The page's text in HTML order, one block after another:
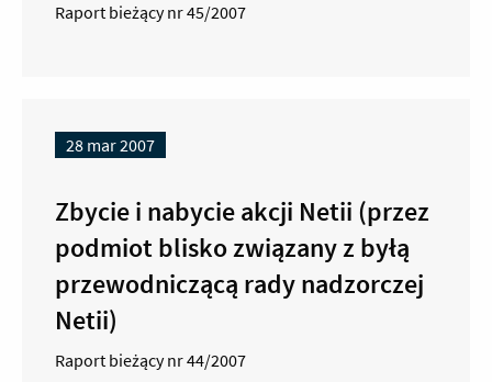
Raport bieżący nr 45/2007
28 mar 2007
Zbycie i nabycie akcji Netii (przez
podmiot blisko związany z byłą
przewodniczącą rady nadzorczej
Netii)
Raport bieżący nr 44/2007